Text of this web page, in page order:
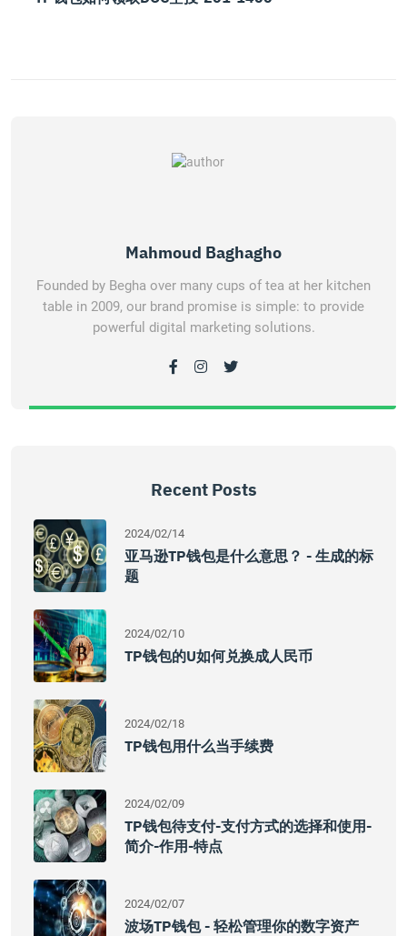
Mahmoud Baghagho
Founded by Begha over many cups of tea at her kitchen
table in 2009, our brand promise is simple: to provide
powerful digital marketing solutions.
Recent Posts
2024/02/14
亚马逊TP钱包是什么意思？ - 生成的标
题
2024/02/10
TP钱包的U如何兑换成人民币
2024/02/18
TP钱包用什么当手续费
2024/02/09
TP钱包待支付-支付方式的选择和使用-
简介-作用-特点
2024/02/07
波场TP钱包 - 轻松管理你的数字资产